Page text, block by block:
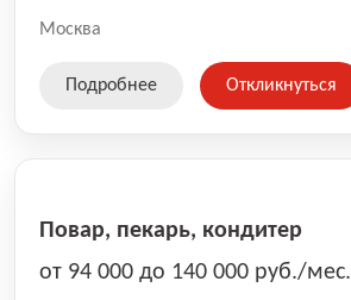
Москва
Подробнее Откликнуться
Повар, пекарь, кондитер
от 94 000 до 140 000 руб./мес.